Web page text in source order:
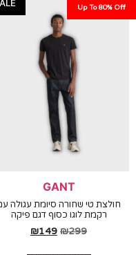
Up To
GANT
טי שחורה סיומת עגולה עם
רקמת לוגו כסוף דגם פיקה
₪
₪149